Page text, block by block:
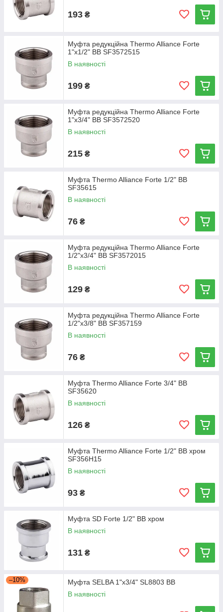
193 ₴
Муфта редукційна Thermo Alliance Forte
1"х1/2" ВВ SF3572515
В наявності
199 ₴
Муфта редукційна Thermo Alliance Forte
1"х3/4" ВВ SF3572520
В наявності
215 ₴
Муфта Thermo Alliance Forte 1/2" ВВ
SF35615
В наявності
76 ₴
Муфта редукційна Thermo Alliance Forte
1/2"х3/4" ВВ SF3572015
В наявності
129 ₴
Муфта редукційна Thermo Alliance Forte
1/2"х3/8" ВВ SF357159
В наявності
76 ₴
Муфта Thermo Alliance Forte 3/4" ВВ
SF35620
В наявності
126 ₴
Муфта Thermo Alliance Forte 1/2" ВВ хром
SF356H15
В наявності
93 ₴
Муфта SD Forte 1/2" ВВ хром
В наявності
131 ₴
–10%
Муфта SELBA 1"х3/4" SL8803 ВВ
В наявності